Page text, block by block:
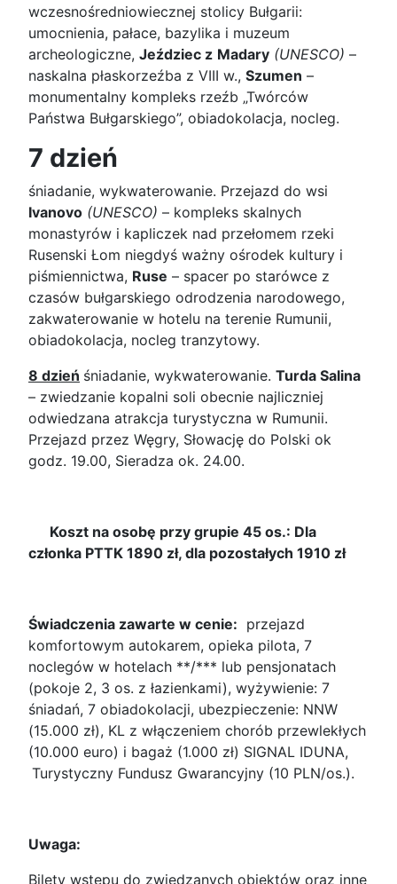
wczesnośredniowiecznej stolicy Bułgarii:
umocnienia, pałace, bazylika i muzeum
archeologiczne, Jeździec z Madary (UNESCO) –
naskalna płaskorzeźba z VIII w., Szumen –
monumentalny kompleks rzeźb „Twórców
Państwa Bułgarskiego”, obiadokolacja, nocleg.
7 dzień
śniadanie, wykwaterowanie. Przejazd do wsi
Ivanovo (UNESCO) – kompleks skalnych
monastyrów i kapliczek nad przełomem rzeki
Rusenski Łom niegdyś ważny ośrodek kultury i
piśmiennictwa, Ruse – spacer po starówce z
czasów bułgarskiego odrodzenia narodowego,
zakwaterowanie w hotelu na terenie Rumunii,
obiadokolacja, nocleg tranzytowy.
8 dzień śniadanie, wykwaterowanie. Turda Salina
– zwiedzanie kopalni soli obecnie najliczniej
odwiedzana atrakcja turystyczna w Rumunii.
Przejazd przez Węgry, Słowację do Polski ok
godz. 19.00, Sieradza ok. 24.00.
Koszt na osobę przy grupie 45 os.: Dla
członka PTTK 1890 zł, dla pozostałych 1910 zł
Świadczenia zawarte w cenie: przejazd
komfortowym autokarem, opieka pilota, 7
noclegów w hotelach **/*** lub pensjonatach
(pokoje 2, 3 os. z łazienkami), wyżywienie: 7
śniadań, 7 obiadokolacji, ubezpieczenie: NNW
(15.000 zł), KL z włączeniem chorób przewlekłych
(10.000 euro) i bagaż (1.000 zł) SIGNAL IDUNA,
Turystyczny Fundusz Gwarancyjny (10 PLN/os.).
Uwaga:
Bilety wstępu do zwiedzanych obiektów oraz inne